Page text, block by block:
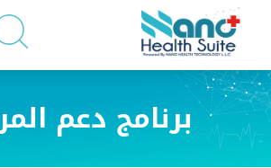
برنامج دعم